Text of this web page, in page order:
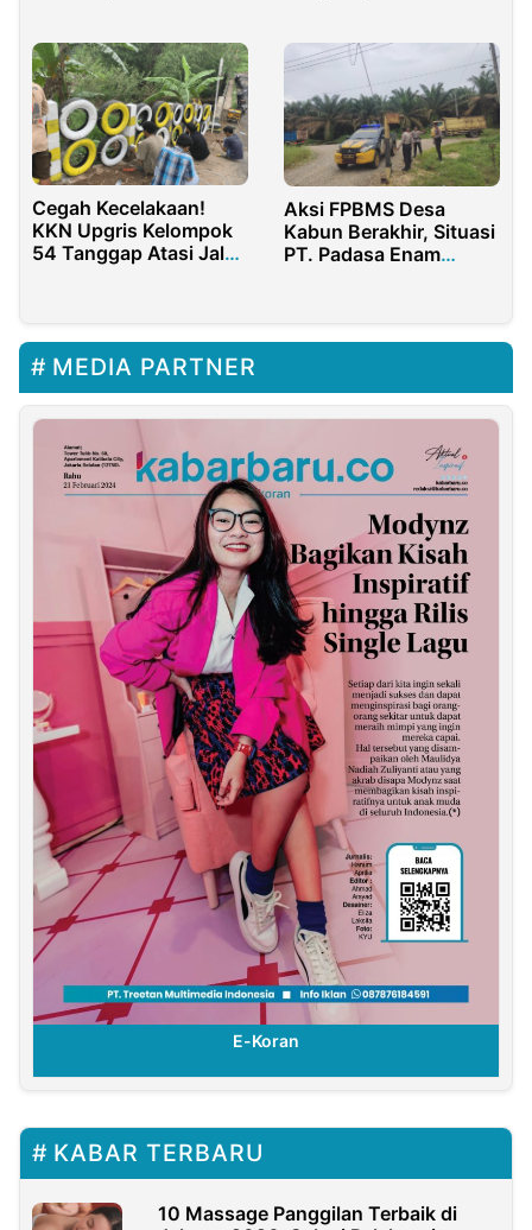
Cegah Kecelakaan!
KKN Upgris Kelompok
54 Tanggap Atasi Jalan
Aksi FPBMS Desa
Kabun Berakhir, Situasi
PT. Padasa Enam
MEDIA PARTNER
E-Koran
KABAR TERBARU
10 Massage Panggilan Terbaik di